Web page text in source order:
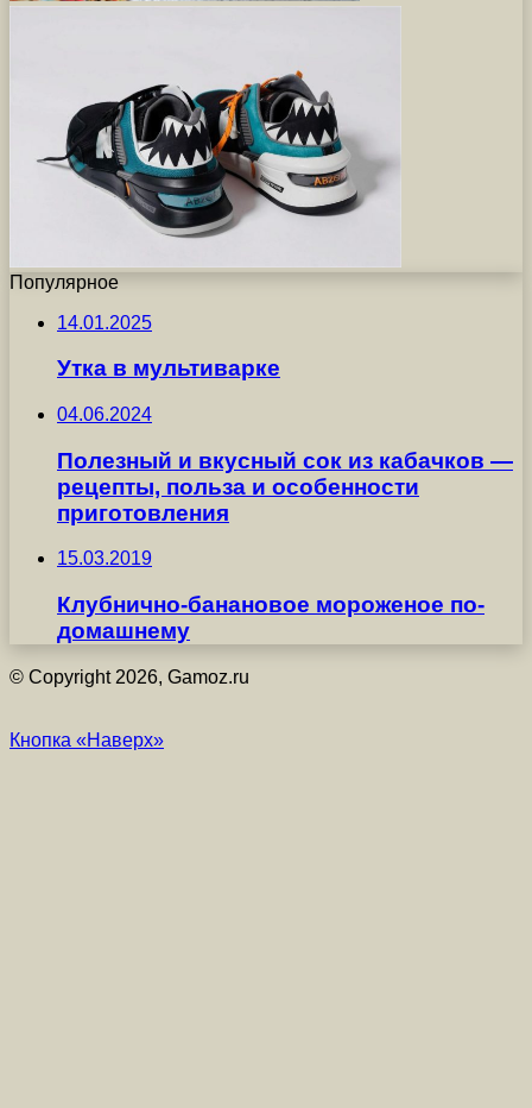
Популярное
14.01.2025
Утка в мультиварке
04.06.2024
Полезный и вкусный сок из кабачков —
рецепты, польза и особенности
приготовления
15.03.2019
Клубнично-банановое мороженое по-
домашнему
© Copyright 2026, Gamoz.ru
Кнопка «Наверх»